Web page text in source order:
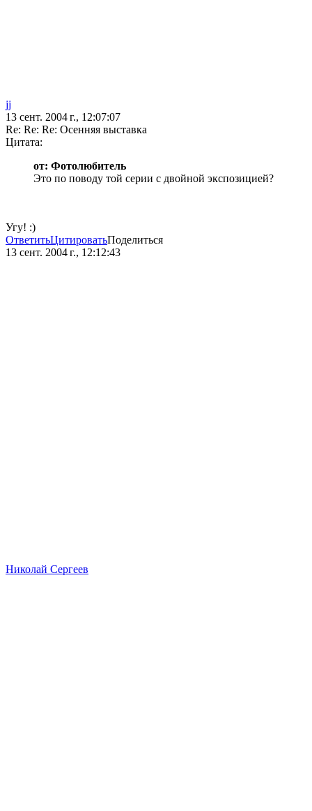
jj
13 сент. 2004 г., 12:07:07
Re: Re: Re: Осенняя выставка
Цитата:
от: Фотолюбитель
Это по поводу той серии с двойной экспозицией?
Угу! :)
ОтветитьЦитироватьПоделиться
13 сент. 2004 г., 12:12:43
Николай Сергеев